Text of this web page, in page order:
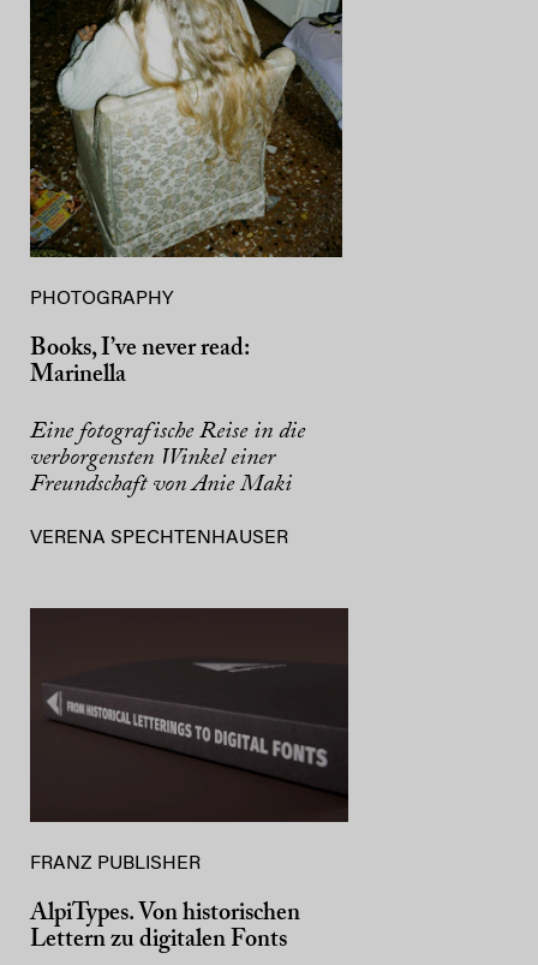
PHOTOGRAPHY
Books, I’ve never read:
Marinella
Eine fotografische Reise in die
verborgensten Winkel einer
Freundschaft von Anie Maki
VERENA SPECHTENHAUSER
FRANZ PUBLISHER
AlpiTypes. Von historischen
Lettern zu digitalen Fonts